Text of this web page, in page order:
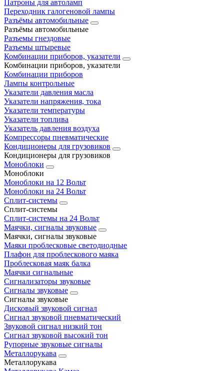
Патроны для автоламп
Переходник галогеновой лампы
Разъёмы автомобильные
Разъёмы автомобильные
Разъемы гнездовые
Разъемы штыревые
Комбинации приборов, указатели
Комбинации приборов, указатели
Комбинации приборов
Лампы контрольные
Указатели давления масла
Указатели напряжения, тока
Указатели температуры
Указатели топлива
Указатель давления воздуха
Компрессоры пневматические
Кондиционеры для грузовиков
Кондиционеры для грузовиков
Моноблоки
Моноблоки
Моноблоки на 12 Вольт
Моноблоки на 24 Вольт
Сплит-системы
Сплит-системы
Сплит‑системы на 24 Вольт
Маячки, сигналы звуковые
Маячки, сигналы звуковые
Маяки проблесковые светодиодные
Плафон для проблескового маяка
Проблесковая маяк балка
Маячки сигнальные
Сигнализаторы звуковые
Сигналы звуковые
Сигналы звуковые
Дисковый звуковой сигнал
Сигнал звуковой пневматический
Звуковой сигнал низкий тон
Сигнал звуковой высокий тон
Рупорные звуковые сигналы
Металлорукава
Металлорукава